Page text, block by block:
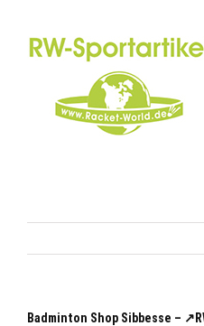
springen
Badminton Shop Sibbesse –